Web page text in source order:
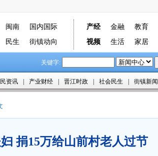
闽南
国内国际
民生 街镇动向
产经 金融 教育
视频
生活 家居
关键字:
资讯 产业财经 晋江时政 社会民生 街镇新闻
捐15万给山前村老人过节